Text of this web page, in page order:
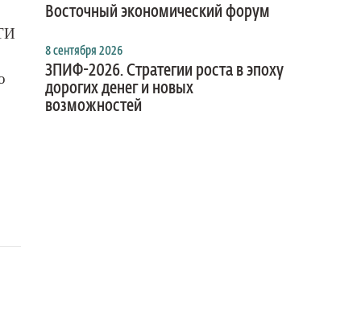
Восточный экономический форум
8 сентября 2026
ЗПИФ-2026. Стратегии роста в эпоху
дорогих денег и новых
возможностей